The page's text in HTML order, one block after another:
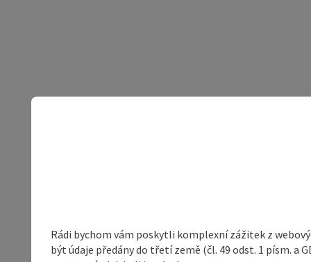
Rádi bychom vám poskytli komplexní zážitek z
být údaje předány do třetí země (čl. 49 odst. 1 písm.